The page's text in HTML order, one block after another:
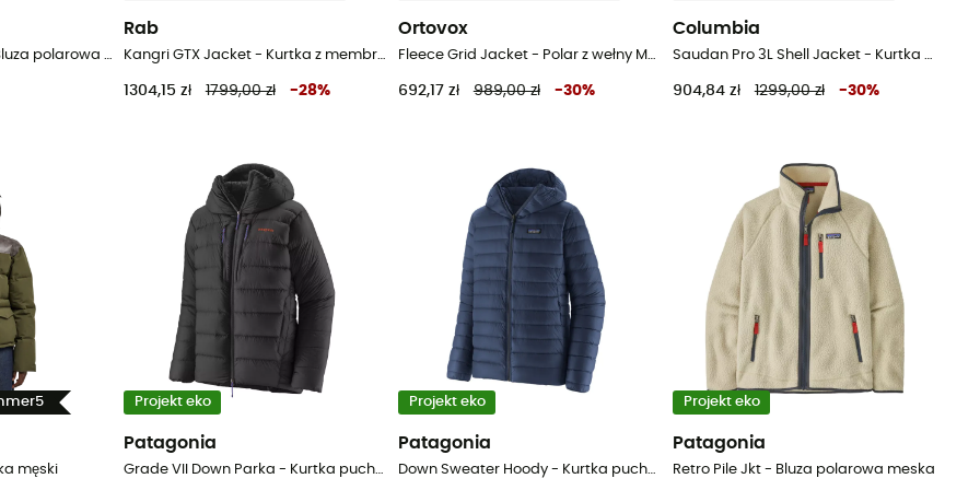
Better Sweater Jkt - Bluza polarowa meska
Rab
Kangri GTX Jacket - Kurtka z membraną meska
1304,15 zł 1799,00 zł -28%
Ortovox
Fleece Grid Jacket - Polar z wełny Merino® męski
692,17 zł 989,00 zł -30%
Columbia
Saudan Pro 3L Shell Jacket - Kurtka przeciwdeszczowa meska
904,84 zł 1299,00 zł -30%
męski
Projekt eko
Patagonia
Grade VII Down Parka - Kurtka puchowa
Projekt eko
Patagonia
Down Sweater Hoody - Kurtka puchowa meski
Projekt eko
Patagonia
Retro Pile Jkt - Bluza polarowa meska